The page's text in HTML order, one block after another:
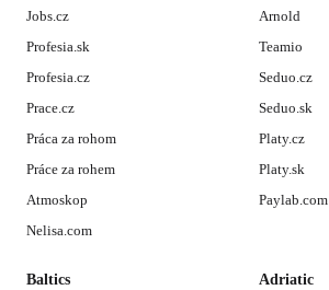
Jobs.cz
Profesia.sk
Profesia.cz
Prace.cz
Práca za rohom
Práce za rohem
Atmoskop
Nelisa.com
Arnold
Teamio
Seduo.cz
Seduo.sk
Platy.cz
Platy.sk
Paylab.com
Baltics Adriatic